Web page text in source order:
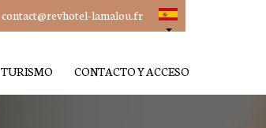
contact@revhotel-lamalou.fr
TURISMO CONTACTO Y ACCESO